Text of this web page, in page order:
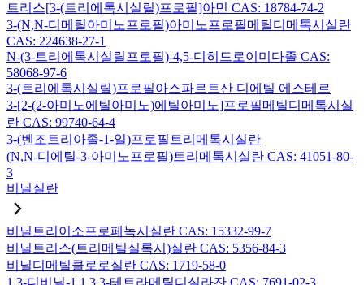
트리스[3-(트리에톡시실릴)프로필]아민 CAS: 18784-74-2
3-(N,N-디메틸아미노프로필)아미노프로필메틸디메톡시실란
CAS: 224638-27-1
N-(3-트리에톡시실릴프로필)-4,5-디히드로이미다졸 CAS:
58068-97-6
3-(트리에톡시실릴)프로필아스파르트산 디에틸 에스테르
3-[2-(2-아미노에틸아미노)에틸아미노]프로필메틸디메톡시실
란 CAS: 99740-64-4
3-(벤조트리아졸-1-일)프로필트리메톡시실란
(N,N-디에틸-3-아미노프로필)트리메톡시실란 CAS: 41051-80-
3
비닐실란
비닐트리이소프로페녹시실란 CAS: 15332-99-7
비닐트리스(트리메틸실록시)실란 CAS: 5356-84-3
비닐디메틸클로로실란 CAS: 1719-58-0
1,3-디비닐-1,1,3,3-테트라메틸디실라잔 CAS: 7691-02-3